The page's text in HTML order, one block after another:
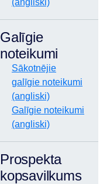
(angliski)
Galīgie
noteikumi
Sākotnējie
galīgie noteikumi
(angliski)
Galīgie noteikumi
(angliski)
Prospekta
kopsavilkums